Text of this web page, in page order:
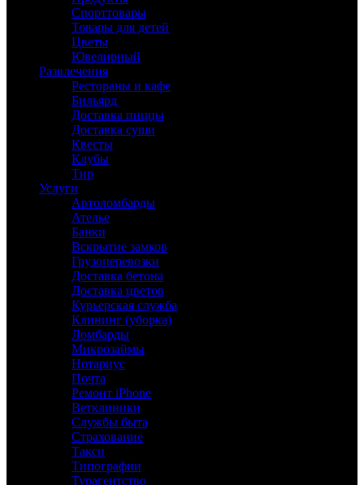
Спорттовары
Товары для детей
Цветы
Ювелирный
Развлечения
Рестораны и кафе
Бильярд
Доставка пиццы
Доставка суши
Квесты
Клубы
Тир
Услуги
Автоломбарды
Ателье
Банки
Вскрытие замков
Грузоперевозки
Доставка бетона
Доставка цветов
Курьерская служба
Клининг (уборка)
Ломбарды
Микрозаймы
Нотариус
Почта
Ремонт iPhone
Ветклиники
Службы быта
Страхование
Такси
Типографии
Турагентство